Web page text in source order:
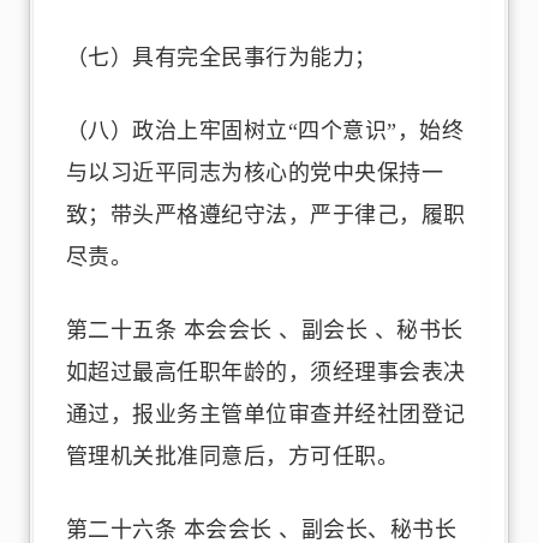
（七）具有完全民事行为能力；
（八）政治上牢固树立“四个意识”，始终
与以习近平同志为核心的党中央保持一
致；带头严格遵纪守法，严于律己，履职
尽责。
第二十五条 本会会长 、副会长 、秘书长
如超过最高任职年龄的，须经理事会表决
通过，报业务主管单位审查并经社团登记
管理机关批准同意后，方可任职。
第二十六条 本会会长 、副会长、秘书长